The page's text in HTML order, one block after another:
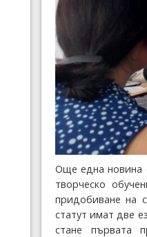
Още една новина
творческо
придобиване на
статут имат две
стане първата